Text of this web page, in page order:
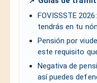
FOVISSSTE
tendrás en tu
Pensión por
este requisito
Negativa de
así puedes